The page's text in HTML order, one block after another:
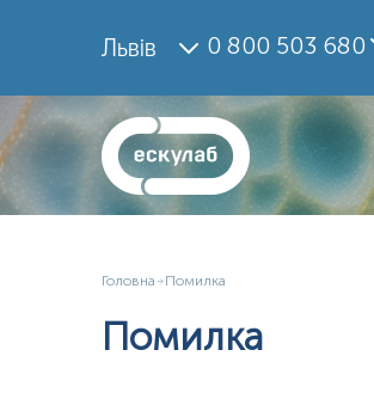
Львів 0 800 503 680
Головна Помилка
Помилка